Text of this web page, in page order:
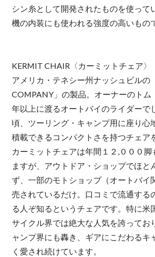
シン糸として開発されたものを使って
機の内装にも使われる強度の高いもの
KERMIT CHAIR〈カーミットチェア〉
アメリカ・テネシー州ナッシュビルの
COMPANY」の製品。オーナーのトム
年以上に渡るオートバイのライダーで
頃、ツーリング・キャンプ用に座り心
積載できるコンパクトさを持つチェア
カーミットチェアは年間１２,０００脚
ますが、アウトドア・ショップでほと
ず、一部のモトショップ（オートバイ
売されているだけ。口コミで流通する
る人ぞ知るというチェアです。特に米
サイクル界では絶大な人気を誇ってお
ャンプ界にも轟き、ギアにこだわるキ
く愛され続けています。